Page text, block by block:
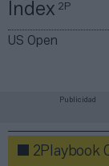
Índex2P
US Open
Publicidad
2Playbook